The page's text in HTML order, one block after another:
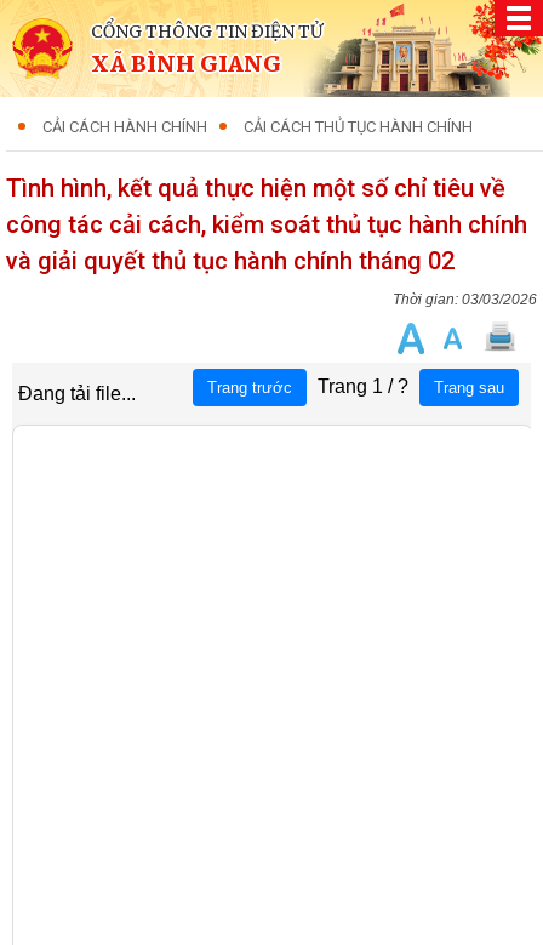
CỔNG THÔNG TIN ĐIỆN TỬ
XÃ BÌNH GIANG
CẢI CÁCH HÀNH CHÍNH CẢI CÁCH THỦ TỤC HÀNH CHÍNH
Tình hình, kết quả thực hiện một số chỉ tiêu về
công tác cải cách, kiểm soát thủ tục hành chính
và giải quyết thủ tục hành chính tháng 02
03/03/2026